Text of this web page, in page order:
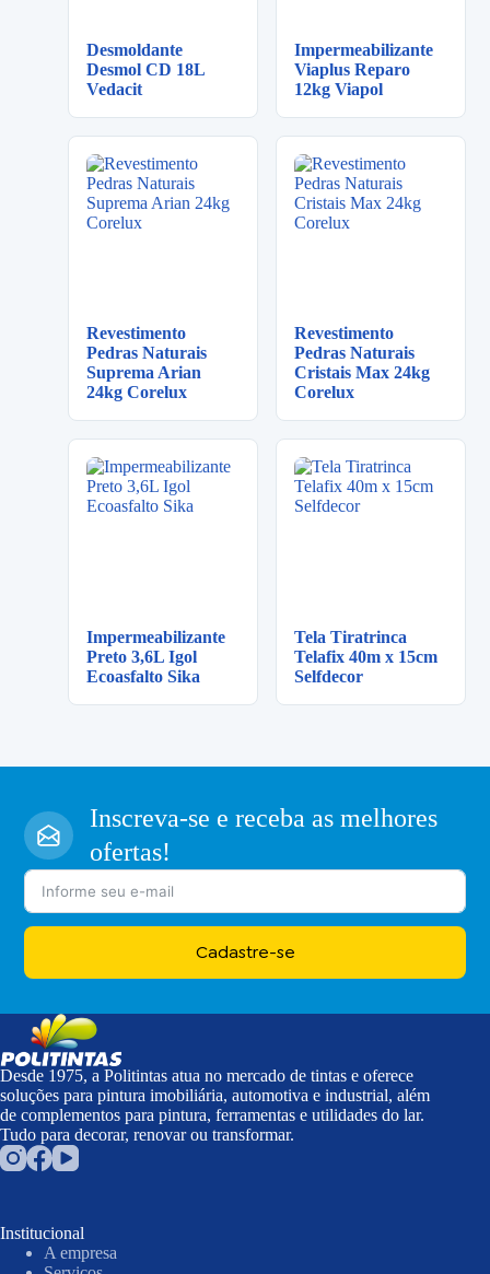
Desmoldante
Desmol CD 18L
Vedacit
Impermeabilizante
Viaplus Reparo
12kg Viapol
Revestimento
Pedras Naturais
Suprema Arian
24kg Corelux
Revestimento
Pedras Naturais
Cristais Max 24kg
Corelux
Impermeabilizante
Preto 3,6L Igol
Ecoasfalto Sika
Tela Tiratrinca
Telafix 40m x 15cm
Selfdecor
Inscreva-se e receba as melhores
ofertas!
Cadastre-se
Desde 1975, a Politintas atua no mercado de tintas e oferece
soluções para pintura imobiliária, automotiva e industrial, além
de complementos para pintura, ferramentas e utilidades do lar.
Tudo para decorar, renovar ou transformar.
Institucional
A empresa